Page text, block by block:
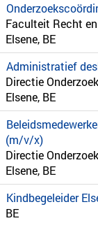
Faculteit Recht
Elsene, BE
Administratief
Directie
Elsene, BE
(m/v/x)
Directie
Elsene, BE
Kindbegeleider
BE